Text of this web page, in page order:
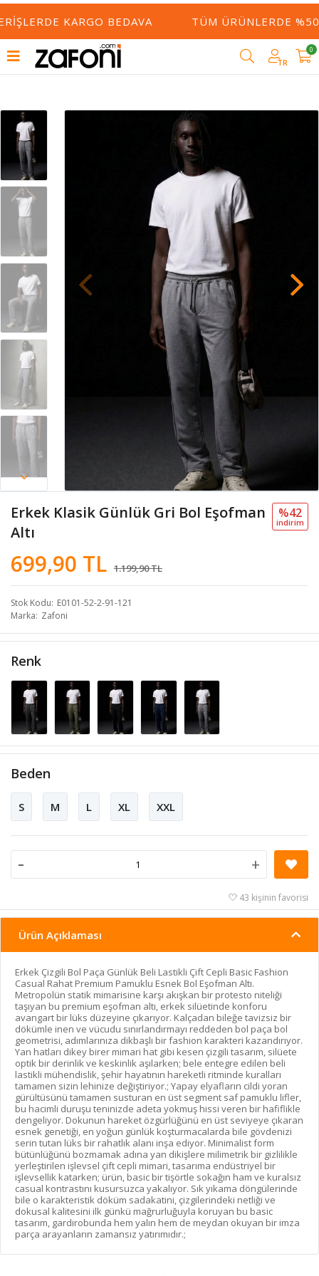
KARGO BEDAVA TÜM ÜRÜNLERDE
TR
0
Erkek Klasik Günlük Gri Bol Eşofman
Altı
699,90 TL 1.199,90 TL
%42
i̇ndi̇ri̇m
Stok Kodu E0101-52-2-91-121
Marka Zafoni
Renk
Beden
S M L XL XXL
- +
43 kişinin favorisi
Ürün Açıklaması
Erkek Çizgili Bol Paça Günlük Beli Lastikli Çift Cepli Basic Fashion
Casual Rahat Premium Pamuklu Esnek Bol Eşofman Altı.
Metropolün statik mimarisine karşı akışkan bir protesto niteliği
taşıyan bu premium eşofman altı, erkek silüetinde konforu
avangart bir lüks düzeyine çıkarıyor. Kalçadan bileğe tavizsiz bir
dökümle inen ve vücudu sınırlandırmayı reddeden bol paça bol
geometrisi, adımlarınıza dikbaşlı bir fashion karakteri kazandırıyor.
Yan hatları dikey birer mimari hat gibi kesen çizgili tasarım, silüete
optik bir derinlik ve keskinlik aşılarken; bele entegre edilen beli
lastikli mühendislik, şehir hayatının hareketli ritminde kuralları
tamamen sizin lehinize değiştiriyor.; Yapay elyafların cildi yoran
gürültüsünü tamamen susturan en üst segment saf pamuklu lifler,
bu hacimli duruşu teninizde adeta yokmuş hissi veren bir hafiflikle
dengeliyor. Dokunun hareket özgürlüğünü en üst seviyeye çıkaran
esnek genetiği, en yoğun günlük koşturmacalarda bile gövdenizi
serin tutan lüks bir rahatlık alanı inşa ediyor. Minimalist form
bütünlüğünü bozmamak adına yan dikişlere milimetrik bir gizlilikle
yerleştirilen işlevsel çift cepli mimari, tasarıma endüstriyel bir
işlevsellik katarken; ürün, basic bir tişörtle sokağın ham ve kuralsız
casual kontrastını kusursuzca yakalıyor. Sık yıkama döngülerinde
bile o karakteristik döküm sadakatini, çizgilerindeki netliği ve
dokusal kalitesini ilk günkü mağrurluğuyla koruyan bu basic
tasarım, gardırobunda hem yalın hem de meydan okuyan bir imza
parça arayanların zamansız yatırımıdır.;